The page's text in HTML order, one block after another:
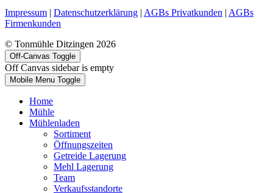
Impressum | Datenschutzerklärung | AGBs Privatkunden | AGBs
Firmenkunden
© Tonmühle Ditzingen 2026
Off-Canvas Toggle
Off Canvas sidebar is empty
Mobile Menu Toggle
Home
Mühle
Mühlenladen
Sortiment
Öffnungszeiten
Getreide Lagerung
Mehl Lagerung
Team
Verkaufsstandorte